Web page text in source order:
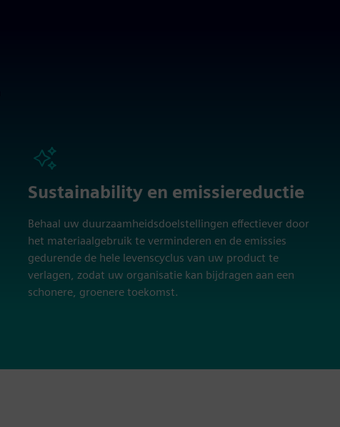
Sustainability en emissiereductie
Behaal uw duurzaamheidsdoelstellingen effectiever door
het materiaalgebruik te verminderen en de emissies
gedurende de hele levenscyclus van uw product te
verlagen, zodat uw organisatie kan bijdragen aan een
schonere, groenere toekomst.